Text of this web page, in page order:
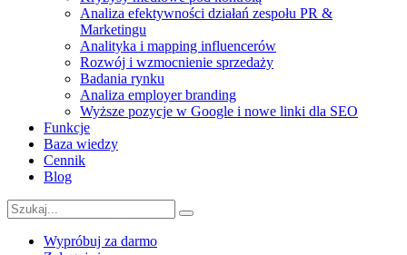
Analiza efektywności działań zespołu PR &
Marketingu
Analityka i mapping influencerów
Rozwój i wzmocnienie sprzedaży
Badania rynku
Analiza employer branding
Wyższe pozycje w Google i nowe linki dla SEO
Funkcje
Baza wiedzy
Cennik
Blog
Wypróbuj za darmo